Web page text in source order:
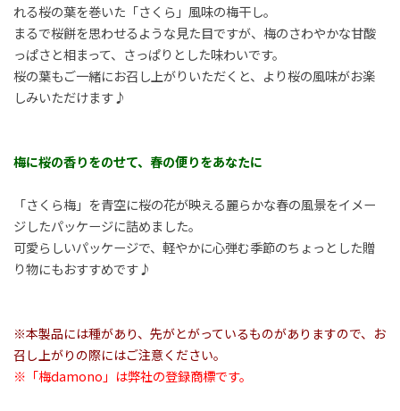
れる桜の葉を巻いた「さくら」風味の梅干し。
まるで桜餅を思わせるような見た目ですが、梅のさわやかな甘酸
っぱさと相まって、さっぱりとした味わいです。
桜の葉もご一緒にお召し上がりいただくと、より桜の風味がお楽
しみいただけます♪
梅に桜の香りをのせて、春の便りをあなたに
「さくら梅」を青空に桜の花が映える麗らかな春の風景をイメー
ジしたパッケージに詰めました。
可愛らしいパッケージで、軽やかに心弾む季節のちょっとした贈
り物にもおすすめです♪
※本製品には種があり、先がとがっているものがありますので、お
召し上がりの際にはご注意ください。
※「梅damono」は弊社の登録商標です。